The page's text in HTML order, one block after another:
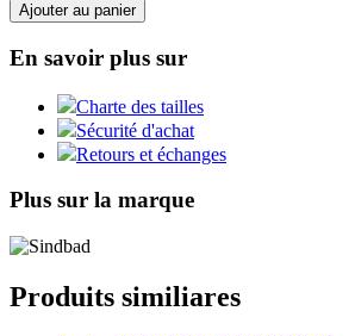
Ajouter au panier
En savoir plus sur
Charte des tailles
Sécurité d'achat
Retours et échanges
Plus sur la marque
Produits similiares